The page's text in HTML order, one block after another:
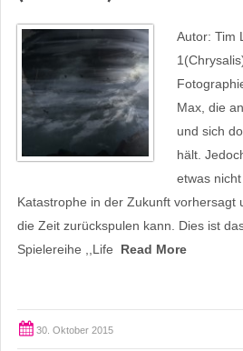
Autor: Tim
Max, die
und sich
hält.
etwas
Katastrophe in der Zukunft vorhersagt
die Zeit zurückspulen kann. Dies ist
Spielereihe ,,Life
Read More
30. Oktober 2015